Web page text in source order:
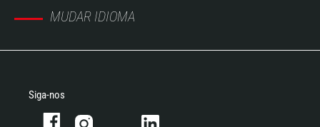
MUDAR IDIOMA
Siga-nos